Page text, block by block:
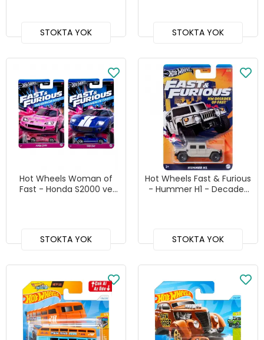
STOKTA YOK STOKTA YOK
Hot Wheels Woman of
Fast - Honda S2000 ve
STOKTA YOK
Hot Wheels Fast & Furious
- Hummer H1 - Decades
STOKTA YOK